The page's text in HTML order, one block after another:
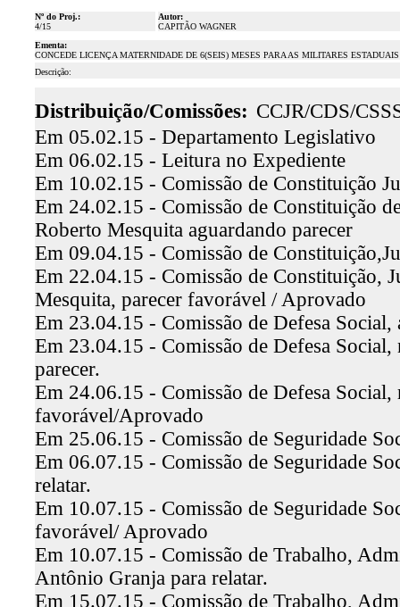
Nº do Proj.:
4/15
Autor:
CAPITÃO WAGNER
Ementa:
CONCEDE LICENÇA MATERNIDADE DE 6(SEIS) MESES PARA AS MILITARES
Descrição:
Distribuição/Comissões: CCJR/CDS/
Em 05.02.15 - Departamento Legislativo
Em 06.02.15 - Leitura no Expediente
Em 10.02.15 - Comissão de Constituição
Em 24.02.15 - Comissão de Constituição
Roberto Mesquita aguardando parecer
Em 09.04.15 - Comissão de
Em 22.04.15 - Comissão de Constituição,
Mesquita, parecer favorável / Aprovado
Em 23.04.15 - Comissão de Defesa
Em 23.04.15 - Comissão de Defesa
parecer.
Em 24.06.15 - Comissão de Defesa
favorável/Aprovado
Em 25.06.15 - Comissão de Seguridade
Em 06.07.15 - Comissão de Seguridade
relatar.
Em 10.07.15 - Comissão de Seguridade
favorável/ Aprovado
Em 10.07.15 - Comissão de Trabalho,
Antônio Granja para relatar.
Em 15.07.15 - Comissão de Trabalho,